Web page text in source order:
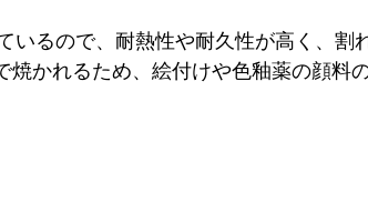
いるので、耐熱性や耐久性が高く、割
かれるため、絵付けや色釉薬の顔料